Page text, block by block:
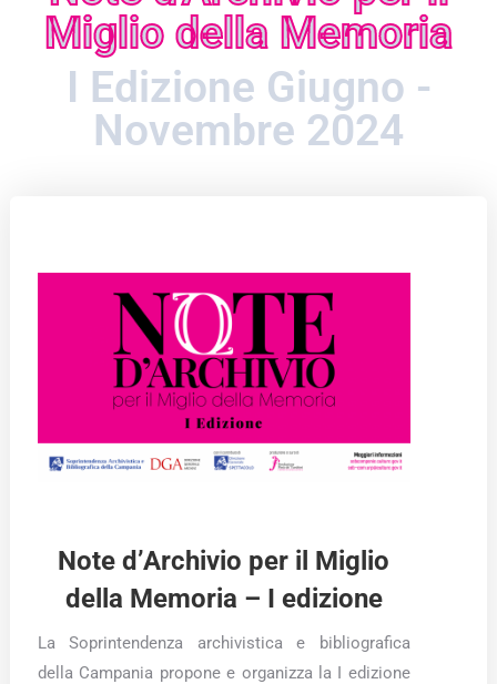
Miglio della Memoria
I Edizione Giugno -
Novembre 2024
Note d’Archivio per il Miglio
della Memoria – I edizione
La Soprintendenza archivistica e bibliografica
della Campania propone e organizza la I edizione